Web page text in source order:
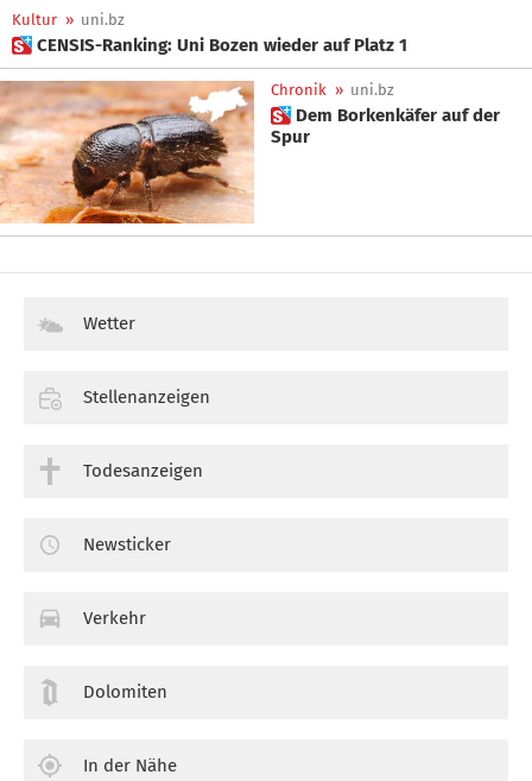
Kultur » uni.bz
 CENSIS-Ranking: Uni Bozen wieder auf Platz 1
Chronik » uni.bz
 Dem Borkenkäfer auf der
Spur
Wetter
Stellenanzeigen
Todesanzeigen
Newsticker
Verkehr
Dolomiten
In der Nähe